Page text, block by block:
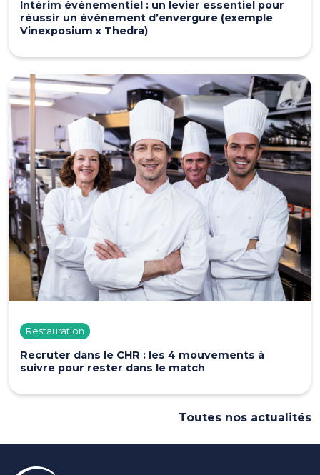
Intérim événementiel : un levier essentiel pour
réussir un événement d’envergure (exemple
Vinexposium x Thedra)
Restauration
Recruter dans le CHR : les 4 mouvements à
suivre pour rester dans le match
Toutes nos actualités